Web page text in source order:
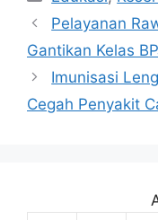
Pelayanan
Gantikan Kelas
Imunisasi
Cegah Penyakit